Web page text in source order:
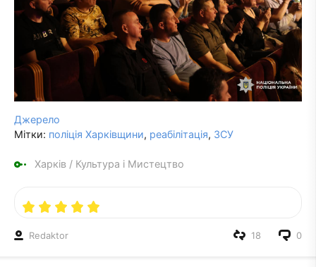
Джерело
Мітки: поліція Харківщини, реабілітація, ЗСУ
Харків / Культура і Мистецтво
Redaktor 0
18